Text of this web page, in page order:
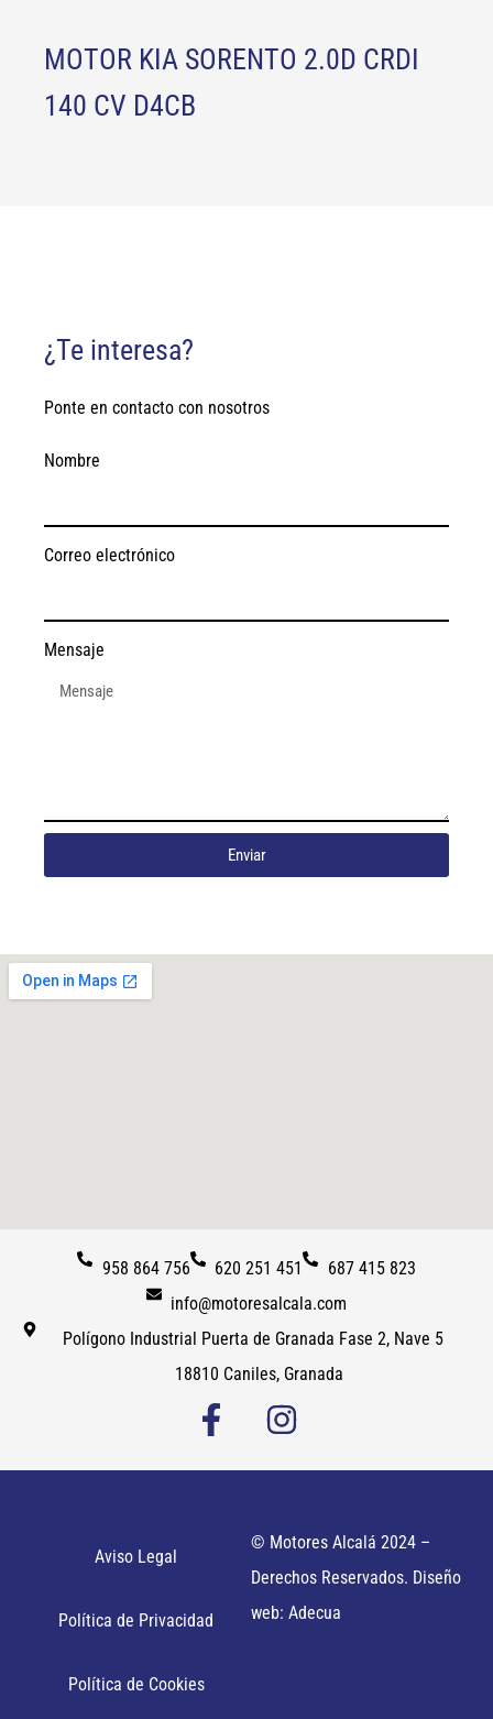
MOTOR KIA SORENTO 2.0D CRDI
140 CV D4CB
¿Te interesa?
Ponte en contacto con nosotros
Nombre
Correo electrónico
Mensaje
Enviar
958 864 756 620 251 451
687 415 823
info@motoresalcala.com
Polígono Industrial Puerta de Granada Fase 2, Nave 5
18810 Caniles, Granada
Aviso Legal
Política de Privacidad
Política de Cookies
© Motores Alcalá 2024 –
Derechos Reservados. Diseño
web: Adecua